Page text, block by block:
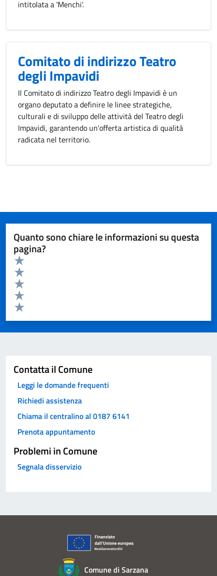
intitolata a 'Menchi'.
Comitato di indirizzo Teatro
degli Impavidi
Il Comitato di indirizzo Teatro degli Impavidi è un
organo deputato a definire le linee strategiche,
culturali e di sviluppo delle attività del Teatro degli
Impavidi, garantendo un'offerta artistica di qualità
radicata nel territorio.
Quanto sono chiare le informazioni su questa
pagina?
Valuta da 1 a 5 stelle la pagina
Valuta 5 stelle su 5
Valuta 4 stelle su 5
Valuta 3 stelle su 5
Valuta 2 stelle su 5
Valuta 1 stelle su 5
Contatta il Comune
Leggi le domande frequenti
Richiedi assistenza
Chiama il centralino al 0187 6141
Prenota appuntamento
Problemi in Comune
Segnala disservizio
Comune di Sarzana